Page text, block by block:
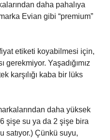
daha pahalıya
Evian gibi “premium”
etiketi koyabilmesi için,
gerekmiyor. Yaşadığımız
karşılığı kaba bir lüks
daha yüksek
şişe su ya da 2 şişe bira
satıyor.) Çünkü suyu,